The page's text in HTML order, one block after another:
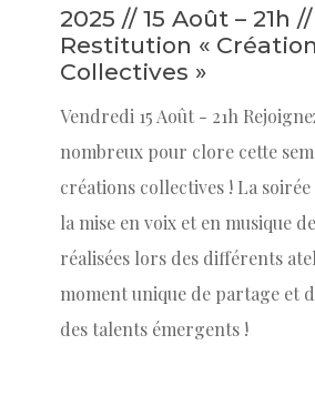
2025 // 15 Août – 21h //
Restitution «
Collectives »
Vendredi 15 Août - 21h
nombreux pour clore cette
créations collectives ! La soirée
la mise en voix et en musique
réalisées lors des différents
moment unique de partage et
des talents émergents !